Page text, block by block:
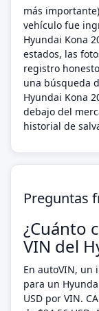
más
vehículo fue
Hyundai Kona
estados, las
registro
una búsqueda
Hyundai Kona
debajo del
historial de
Preguntas
¿Cuánto
VIN del
En autoVIN, un
para un
USD por VIN.